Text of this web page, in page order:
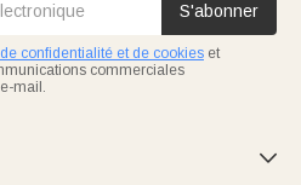
S'abonner
confidentialité et de cookies et
commerciales
mail.
